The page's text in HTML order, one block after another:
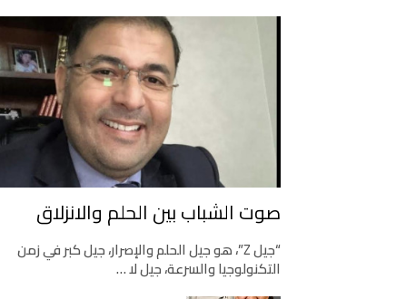
صوت الشباب بين الحلم والانزلاق
“جيل Z”، هو جيل الحلم والإصرار، جيل كبر في زمن
التكنولوجيا والسرعة، جيل لا …